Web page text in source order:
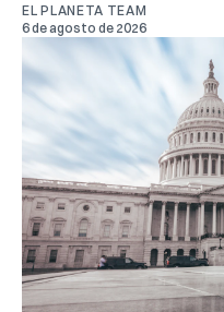
EL PLANETA TEAM
6 de agosto de 2026